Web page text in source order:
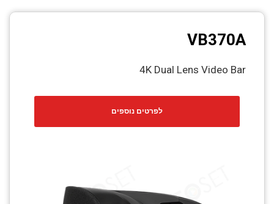
VB370A
4K Dual Lens Video Bar
לפרטים נוספים